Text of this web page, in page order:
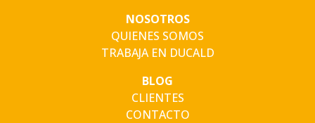
NOSOTROS
QUIENES SOMOS
TRABAJA EN DUCALD
BLOG
CLIENTES
CONTACTO